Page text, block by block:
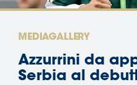
MEDIAGALLERY
Azzurrini da
Serbia al